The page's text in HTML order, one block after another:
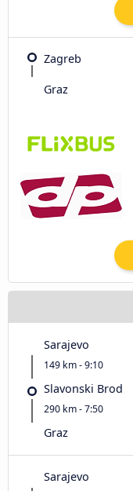
Zagreb
Graz
Sarajevo
149 km - 9:10
Slavonski Brod
290 km - 7:50
Graz
Sarajevo